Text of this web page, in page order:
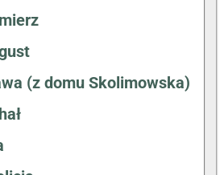
(z domu Skolimowska)